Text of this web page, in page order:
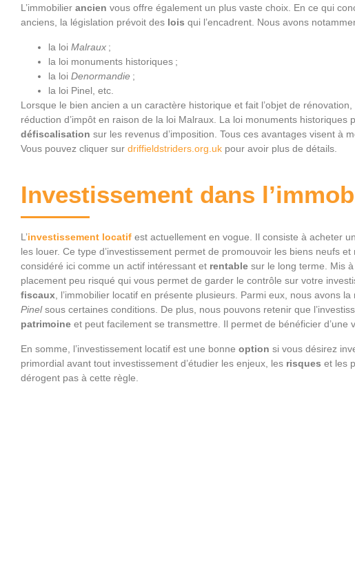
L’immobilier ancien vous offre également un plus vaste choix. En ce qui
anciens, la législation prévoit des lois qui l’encadrent. Nous avons
la loi Malraux ;
la loi monuments historiques ;
la loi Denormandie ;
la loi Pinel, etc.
Lorsque le bien ancien a un caractère historique et fait l’objet de
réduction d’impôt en raison de la loi Malraux. La loi monuments historiques
défiscalisation sur les revenus d’imposition. Tous ces avantages visent à
Vous pouvez cliquer sur driffieldstriders.org.uk pour avoir plus de détails.
Investissement dans
L’investissement locatif est actuellement en vogue. Il consiste à acheter
les louer. Ce type d’investissement permet de promouvoir les biens neufs
considéré ici comme un actif intéressant et rentable sur le long terme. Mis
placement peu risqué qui vous permet de garder le contrôle sur votre
fiscaux , l’immobilier locatif en présente plusieurs. Parmi eux, nous avons
Pinelsous certaines conditions. De plus, nous pouvons retenir que
patrimoine et peut facilement se transmettre. Il permet de bénéficier d’une
En somme, l’investissement locatif est une bonne option si vous désirez
primordial avant tout investissement d’étudier les enjeux, les risques et les
dérogent pas à cette règle.